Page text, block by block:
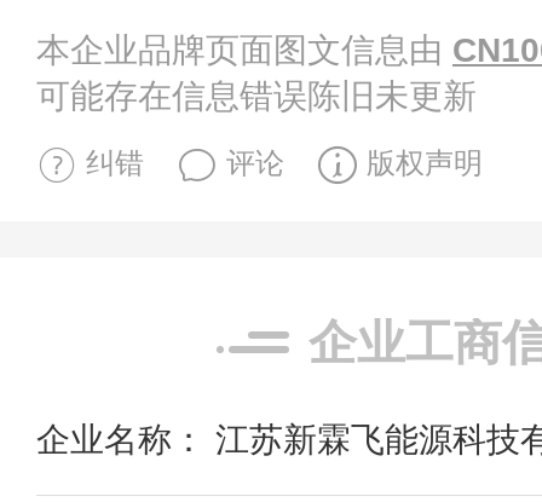
本企业品牌页面图文信息由
可能存在信息错误陈旧未更新
纠错 评论 版权声明
企业工商
企业名称： 江苏新霖飞能源科技